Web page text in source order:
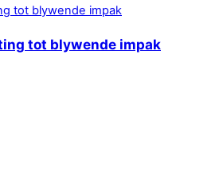
tot blywende impak